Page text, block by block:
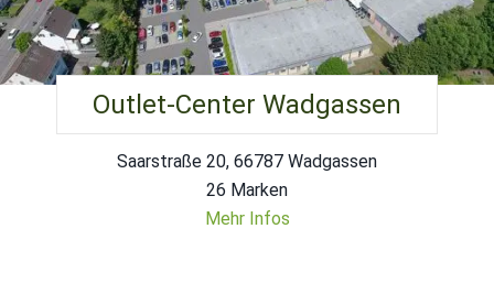
Outlet-Center Wadgassen
Saarstraße 20, 66787 Wadgassen
26 Marken
Mehr Infos